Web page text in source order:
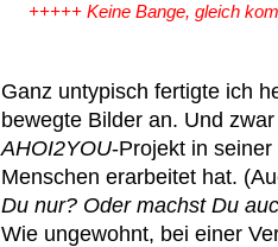
+++++ Keine Bange, gleich
Ganz untypisch fertigte ich
bewegte Bilder an. Und
AHOI2YOU-Projekt in
Menschen erarbeitet hat.
Du nur? Oder machst Du
Wie ungewohnt, bei einer